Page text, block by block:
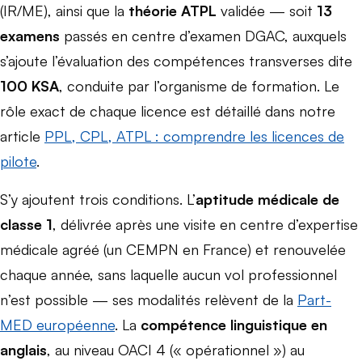
(IR/ME), ainsi que la théorie ATPL validée — soit 13
examens passés en centre d’examen DGAC, auxquels
s’ajoute l’évaluation des compétences transverses dite
100 KSA, conduite par l’organisme de formation. Le
rôle exact de chaque licence est détaillé dans notre
article PPL, CPL, ATPL : comprendre les licences de
pilote.
S’y ajoutent trois conditions. L’aptitude médicale de
classe 1, délivrée après une visite en centre d’expertise
médicale agréé (un CEMPN en France) et renouvelée
chaque année, sans laquelle aucun vol professionnel
n’est possible — ses modalités relèvent de la Part-
MED européenne. La compétence linguistique en
anglais, au niveau OACI 4 (« opérationnel ») au